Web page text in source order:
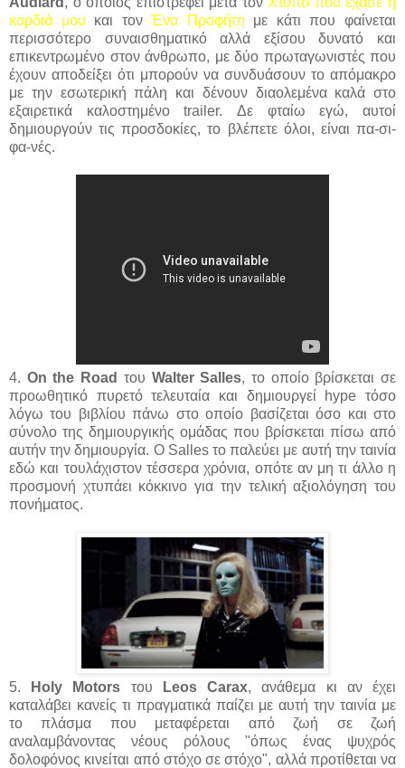
καρδιά μου και τονΈνα Προφήτη με κάτι που φαίνεται
περισσότερο συναισθηματικό αλλά εξίσου δυνατό και
επικεντρωμένο στον άνθρωπο, με δύο πρωταγωνιστές που
έχουν αποδείξει ότι μπορούν να συνδυάσουν το απόμακρο
με την εσωτερική πάλη και δένουν διαολεμένα καλά στο
εξαιρετικά καλοστημένο trailer. Δε φταίω εγώ, αυτοί
δημιουργούν τις προσδοκίες, το βλέπετε όλοι, είναι πα-σι-
φα-νές.
4. On the Road του Walter Salles, το οποίο βρίσκεται σε
προωθητικό πυρετό τελευταία και δημιουργεί hype τόσο
λόγω του βιβλίου πάνω στο οποίο βασίζεται όσο και στο
σύνολο της δημιουργικής ομάδας που βρίσκεται πίσω από
αυτήν την δημιουργία. O Salles το παλεύει με αυτή την ταινία
εδώ και τουλάχιστον τέσσερα χρόνια, οπότε αν μη τι άλλο η
προσμονή χτυπάει κόκκινο για την τελική αξιολόγηση του
πονήματος.
5. Holy Motors του Leos Carax, ανάθεμα κι αν έχει
καταλάβει κανείς τι πραγματικά παίζει με αυτή την ταινία με
το πλάσμα που μεταφέρεται από ζωή σε ζωή
αναλαμβάνοντας νέους ρόλους "όπως ένας ψυχρός
δολοφόνος κινείται από στόχο σε στόχο", αλλά προτίθεται να